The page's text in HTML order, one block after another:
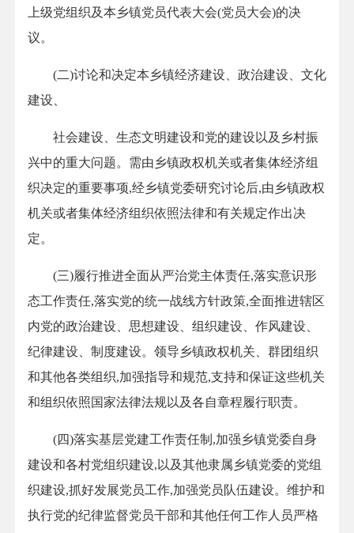
上级党组织及本乡镇党员代表大会(党员大会)的决
议。
(二)讨论和决定本乡镇经济建设、政治建设、文化
建设、
社会建设、生态文明建设和党的建设以及乡村振
兴中的重大问题。需由乡镇政权机关或者集体经济组
织决定的重要事项,经乡镇党委研究讨论后,由乡镇政权
机关或者集体经济组织依照法律和有关规定作出决
定。
(三)履行推进全面从严治党主体责任,落实意识形
态工作责任,落实党的统一战线方针政策,全面推进辖区
内党的政治建设、思想建设、组织建设、作风建设、
纪律建设、制度建设。领导乡镇政权机关、群团组织
和其他各类组织,加强指导和规范,支持和保证这些机关
和组织依照国家法律法规以及各自章程履行职责。
(四)落实基层党建工作责任制,加强乡镇党委自身
建设和各村党组织建设,以及其他隶属乡镇党委的党组
织建设,抓好发展党员工作,加强党员队伍建设。维护和
执行党的纪律监督党员干部和其他任何工作人员严格